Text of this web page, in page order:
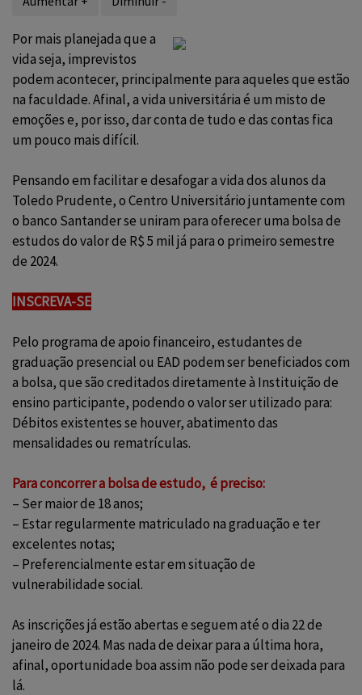
Por mais planejada que a
vida seja, imprevistos
podem acontecer, principalmente para aqueles que estão
na faculdade. Afinal, a vida universitária é um misto de
emoções e, por isso, dar conta de tudo e das contas fica
um pouco mais difícil.
Pensando em facilitar e desafogar a vida dos alunos da
Toledo Prudente, o Centro Universitário juntamente com
o banco Santander se uniram para oferecer uma bolsa de
estudos do valor de R$ 5 mil já para o primeiro semestre
de 2024.
INSCREVA-SE
Pelo programa de apoio financeiro, estudantes de
graduação presencial ou EAD podem ser beneficiados com
a bolsa, que são creditados diretamente à Instituição de
ensino participante, podendo o valor ser utilizado para:
Débitos existentes se houver, abatimento das
mensalidades ou rematrículas.
Para concorrer a bolsa de estudo, é preciso:
– Ser maior de 18 anos;
– Estar regularmente matriculado na graduação e ter
excelentes notas;
– Preferencialmente estar em situação de
vulnerabilidade social.
As inscrições já estão abertas e seguem até o dia 22 de
janeiro de 2024. Mas nada de deixar para a última hora,
afinal, oportunidade boa assim não pode ser deixada para
lá.